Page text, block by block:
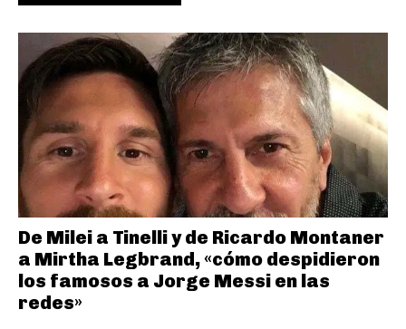
De Milei a Tinelli y de Ricardo Montaner
a Mirtha Legbrand, «cómo despidieron
los famosos a Jorge Messi en las
redes»